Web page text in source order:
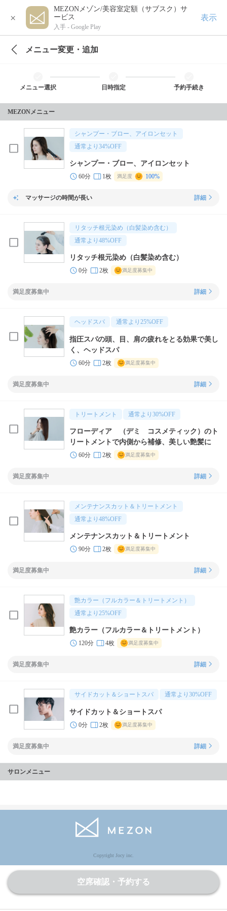
×
MEZONメゾン/美容室定額（サブスク）サ
ービス
入手 - Google Play
表示
メニュー変更・追加
メニュー選択 日時指定 予約手続き
MEZONメニュー
シャンプー・ブロー、アイロンセット
通常より 34%OFF
シャンプー・ブロー、アイロンセット
60分 1枚 満足度 100%
マッサージの時間が長い 詳細
リタッチ根元染め（白髪染め含む）
通常より 48%OFF
リタッチ根元染め（白髪染め含む）
0分 2枚 満足度募集中
満足度募集中 詳細
ヘッドスパ 通常より 25%OFF
指圧スパの頭、目、肩の疲れをとる効果で美し
く、ヘッドスパ
60分 2枚 満足度募集中
満足度募集中 詳細
トリートメント 通常より 30%OFF
フローディア （デミ コスメティック）のト
リートメントで内側から補修、美しい艶髪に
60分 2枚 満足度募集中
満足度募集中 詳細
メンテナンスカット＆トリートメント
通常より 48%OFF
メンテナンスカット＆トリートメント
90分 2枚 満足度募集中
満足度募集中 詳細
艶カラー（フルカラー＆トリートメント）
通常より 25%OFF
艶カラー（フルカラー＆トリートメント）
120分 4枚 満足度募集中
満足度募集中 詳細
サイドカット＆ショートスパ 通常より 30%OFF
サイドカット＆ショートスパ
0分 2枚 満足度募集中
満足度募集中 詳細
サロンメニュー
空席確認・予約する
Copyright Jocy inc.